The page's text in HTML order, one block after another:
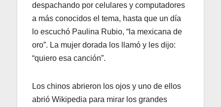
despachando por celulares y computadores
a más conocidos el tema, hasta que un día
lo escuchó Paulina Rubio, “la mexicana de
oro”. La mujer dorada los llamó y les dijo:
“quiero esa canción”.
Los chinos abrieron los ojos y uno de ellos
abrió Wikipedia para mirar los grandes